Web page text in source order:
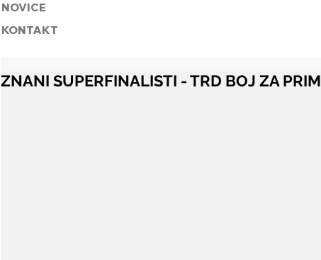
ZNANI SUPERFINALISTI - TRD BOJ ZA
NOVICE
KONTAKT